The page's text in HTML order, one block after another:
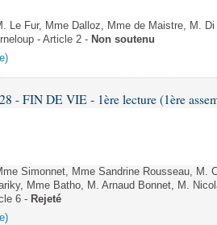
Le Fur, Mme Dalloz, Mme de Maistre, M.
- Article 2 - Non soutenu
- FIN DE VIE - 1ère lecture (1ère
Simonnet, Mme Sandrine Rousseau, M.
Mme Batho, M. Arnaud Bonnet, M.
6 - Rejeté